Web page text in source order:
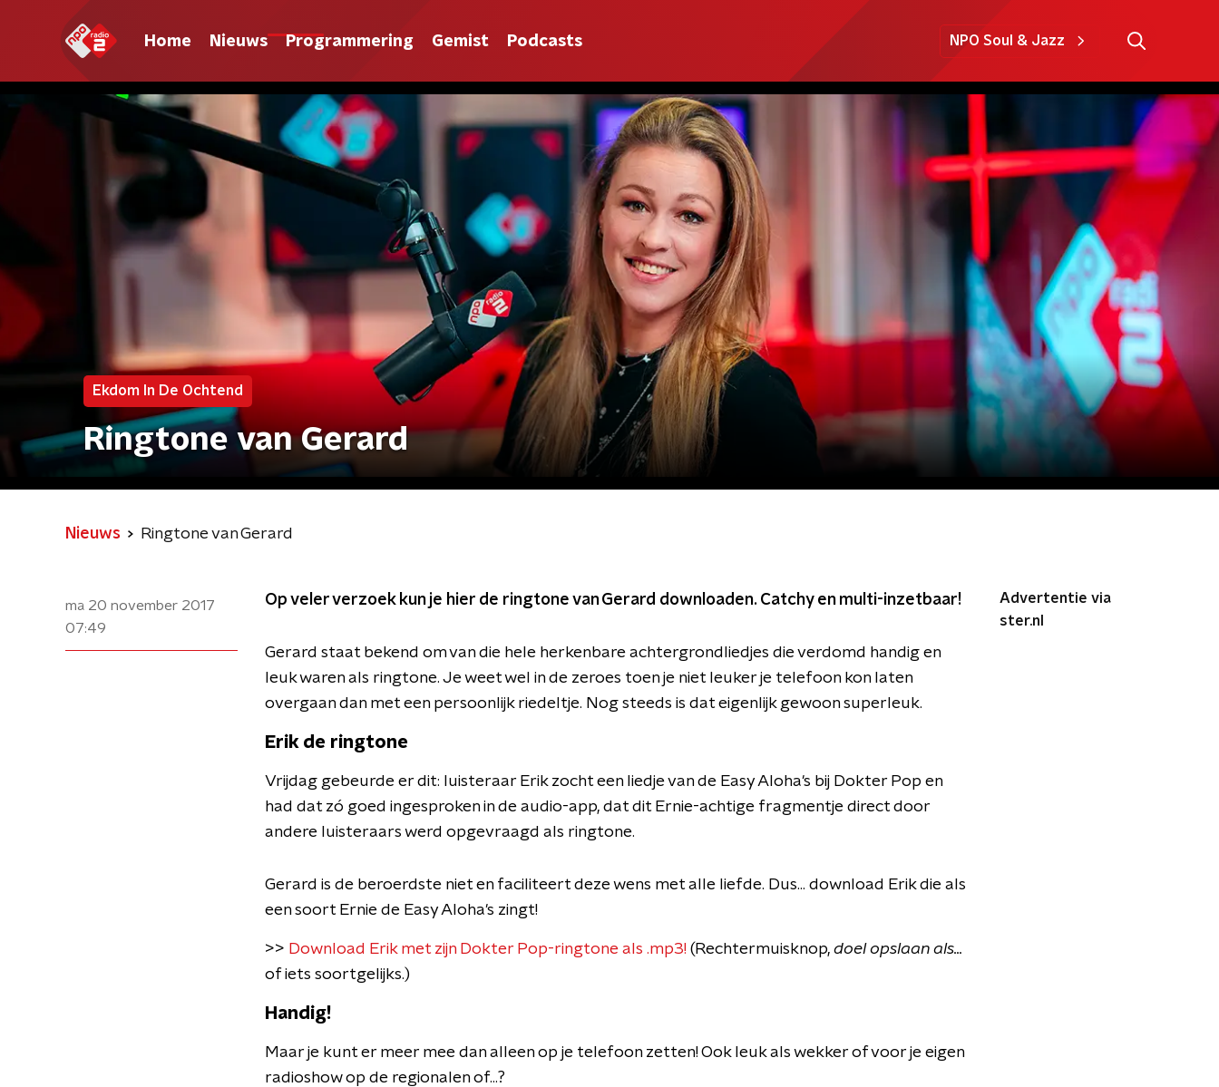
Home Nieuws Programmering Gemist Podcasts NPO Soul & Jazz
Ekdom In De Ochtend
Ringtone van Gerard
Nieuws Ringtone van Gerard
ma 20 november 2017
07:49
Op veler verzoek kun je hier de ringtone van Gerard downloaden. Catchy en multi-inzetbaar!
Gerard staat bekend om van die hele herkenbare achtergrondliedjes die verdomd handig en
leuk waren als ringtone. Je weet wel in de zeroes toen je niet leuker je telefoon kon laten
overgaan dan met een persoonlijk riedeltje. Nog steeds is dat eigenlijk gewoon superleuk.
Erik de ringtone
Vrijdag gebeurde er dit: luisteraar Erik zocht een liedje van de Easy Aloha's bij Dokter Pop en
had dat zó goed ingesproken in de audio-app, dat dit Ernie-achtige fragmentje direct door
andere luisteraars werd opgevraagd als ringtone.
Gerard is de beroerdste niet en faciliteert deze wens met alle liefde. Dus... download Erik die als
een soort Ernie de Easy Aloha's zingt!
>> Download Erik met zijn Dokter Pop-ringtone als .mp3! (Rechtermuisknop, doel opslaan als...
of iets soortgelijks.)
Handig!
Maar je kunt er meer mee dan alleen op je telefoon zetten! Ook leuk als wekker of voor je eigen
radioshow op de regionalen of...?
Advertentie via
ster.nl